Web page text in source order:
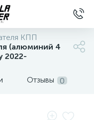
КПП
(алюминий 4
2022-
Отзывы 0